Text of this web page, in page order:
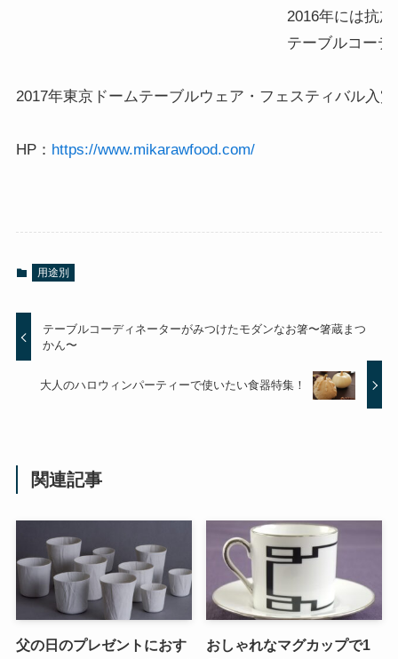
2016年には抗
テーブルコー
2017年東京ドームテーブルウェア・フェスティバル入賞
HP： https://www.mikarawfood.com/
用途別
テーブルコーディネーターがみつけたモダンなお箸〜箸蔵まつ
かん〜
大人のハロウィンパーティーで使いたい食器特集！
関連記事
父の日のプレゼントにおす
おしゃれなマグカップで1